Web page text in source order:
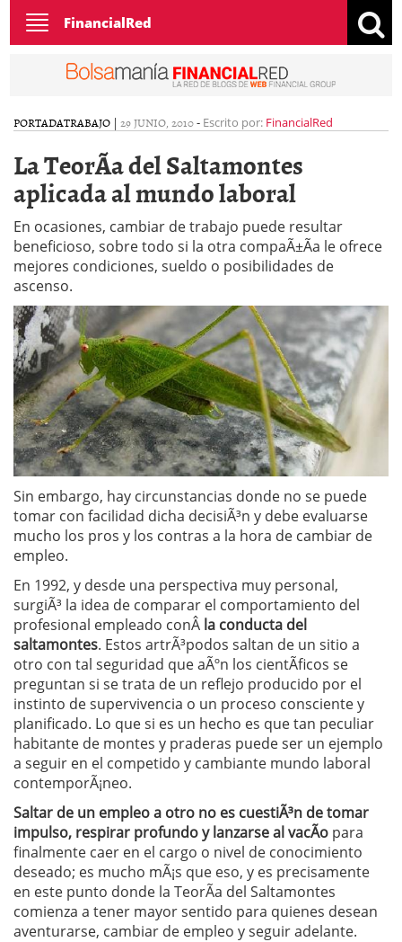
Toggle
navigation
FinancialRed
PORTADATRABAJO | 29 JUNIO, 2010- Escrito por: FinancialRed
La TeorÃ­a del Saltamontes
aplicada al mundo laboral
En ocasiones, cambiar de trabajo puede resultar
beneficioso, sobre todo si la otra compaÃ±Ã­a le ofrece
mejores condiciones, sueldo o posibilidades de
ascenso.
Sin embargo, hay circunstancias donde no se puede
tomar con facilidad dicha decisiÃ³n y debe evaluarse
mucho los pros y los contras a la hora de cambiar de
empleo.
En 1992, y desde una perspectiva muy personal,
surgiÃ³ la idea de comparar el comportamiento del
profesional empleado conÂ la conducta del
saltamontes. Estos artrÃ³podos saltan de un sitio a
otro con tal seguridad que aÃºn los cientÃ­ficos se
preguntan si se trata de un reflejo producido por el
instinto de supervivencia o un proceso consciente y
planificado. Lo que si es un hecho es que tan peculiar
habitante de montes y praderas puede ser un ejemplo
a seguir en el competido y cambiante mundo laboral
contemporÃ¡neo.
Saltar de un empleo a otro no es cuestiÃ³n de tomar
impulso, respirar profundo y lanzarse al vacÃ­o para
finalmente caer en el cargo o nivel de conocimiento
deseado; es mucho mÃ¡s que eso, y es precisamente
en este punto donde la TeorÃ­a del Saltamontes
comienza a tener mayor sentido para quienes desean
aventurarse, cambiar de empleo y seguir adelante.